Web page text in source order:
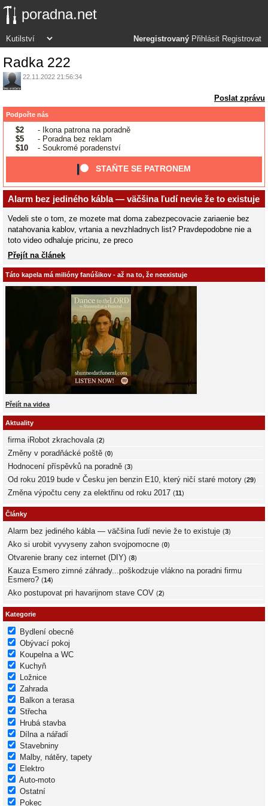
poradna.net
Neregistrovaný Přihlásit Registrovat
Radka 222
22.11.2022 21:56:34
Poslat zprávu
Podpořte nás
$2
- Ikona patrona na poradně
$5
- Poradna bez reklam
$10
- Soukromé poradenství
STAŇTE SE PATRONEM
Alarm bez jediného kábla — väčšina ľudí nevie že to existuje
Vedeli ste o tom, ze mozete mat doma zabezpecovacie zariaenie bez
natahovania kablov, vrtania a nevzhladnych list? Pravdepodobne nie a
toto video odhaluje pricinu, ze preco
Přejít na článek
Táto kapela má milióny fanúšikov - až na to, že neexistuje
Přejít na videa
Aktuality
firma iRobot zkrachovala (2)
Změny v poradňácké poště (0)
Hodnocení příspěvků na poradně (3)
Od roku 2019 bude v Česku jen benzin E10, který ničí staré motory (29)
Změna výpočtu ceny za elektřinu od roku 2017 (11)
Články
Alarm bez jediného kábla — väčšina ľudí nevie že to existuje (3)
Ako si urobit vyvyseny zahon svojpomocne (0)
Otvarenie brany cez internet (DIY) (8)
Kauza Esmero zimné záhrady...poškodzuje vlákno na poradni firmu
Esmero? (14)
Ako postupovat pri havarijnom stave COV (2)
Kategorie
Bydlení obecně
Obývací pokoj
Koupelna a WC
Kuchyň
Ložnice
Zahrada
Balkon a terasa
Střecha
Hrubá stavba
Dílna a nářadí
Stavebniny
Malby, nátěry, tapety
Elektro
Auto-moto
Ostatní
Pokec